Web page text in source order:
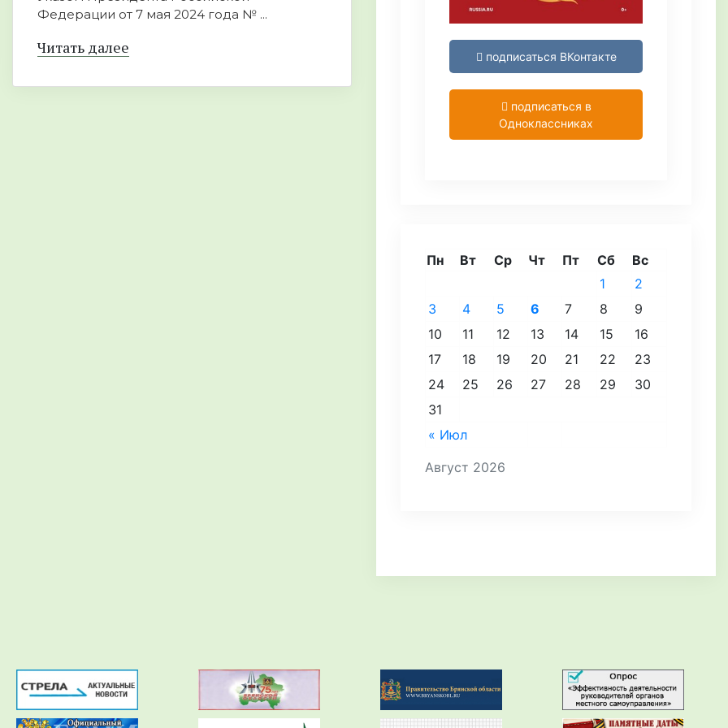
Федерации от 7 мая 2024 года № ...
Читать далее подписаться ВКонтакте
подписаться в
Одноклассниках
Август 2026
Пн Вт Ср Чт Пт Сб Вс
« Июл
1
2
3
4 5 6 7 8
9
10
11 12 13 14 15
16
17
18 19 20 21 22
23
24
25 26 27 28 29
30
31